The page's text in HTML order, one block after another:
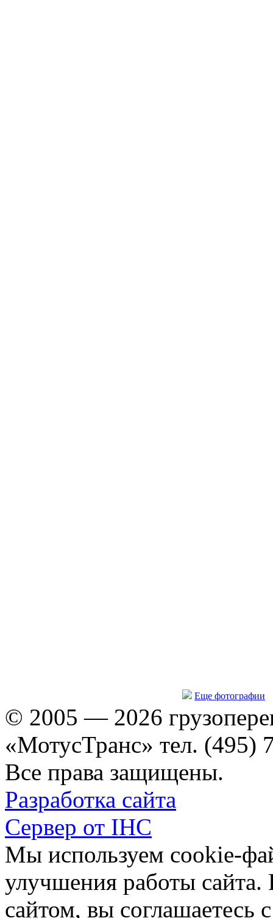
Еще фотографии
© 2005 — 2026
«МотусТранс» тел. (495)
Все права защищены.
Разработка сайта
Сервер от IHC
Мы используем cookie-
улучшения работы сайта.
сайтом, вы соглашаетесь